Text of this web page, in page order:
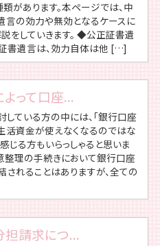
があります。本ページでは、中
言の効力や無効となるケースに
をしていきます。 ◆公正証書遺
書遺言は、効力自体は他 […]
って口座...
ている方の中には、「銀行口座
活資金が使えなくなるのではな
じる方もいらっしゃると思いま
整理の手続きにおいて銀行口座
れることはありますが、全ての
請求につ...